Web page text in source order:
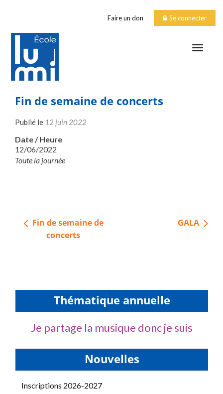
Faire un don Se connecter
Fin de semaine de concerts
Publié le 12 juin 2022
Date / Heure
12/06/2022
Toute la journée
Navigation
Fin de semaine de
concerts
GALA
Thématique annuelle
Je partage la musique donc je suis
Nouvelles
Inscriptions 2026-2027